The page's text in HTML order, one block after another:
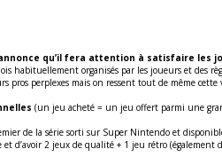
qu’il fera attention à satisfaire les
habituellement organisés par les joueurs et des
perplexes mais on ressent tout de même cette
(un jeu acheté = un jeu offert parmi une
de la série sorti sur Super Nintendo et
d’avoir 2 jeux de qualité + 1 jeu rétro (également